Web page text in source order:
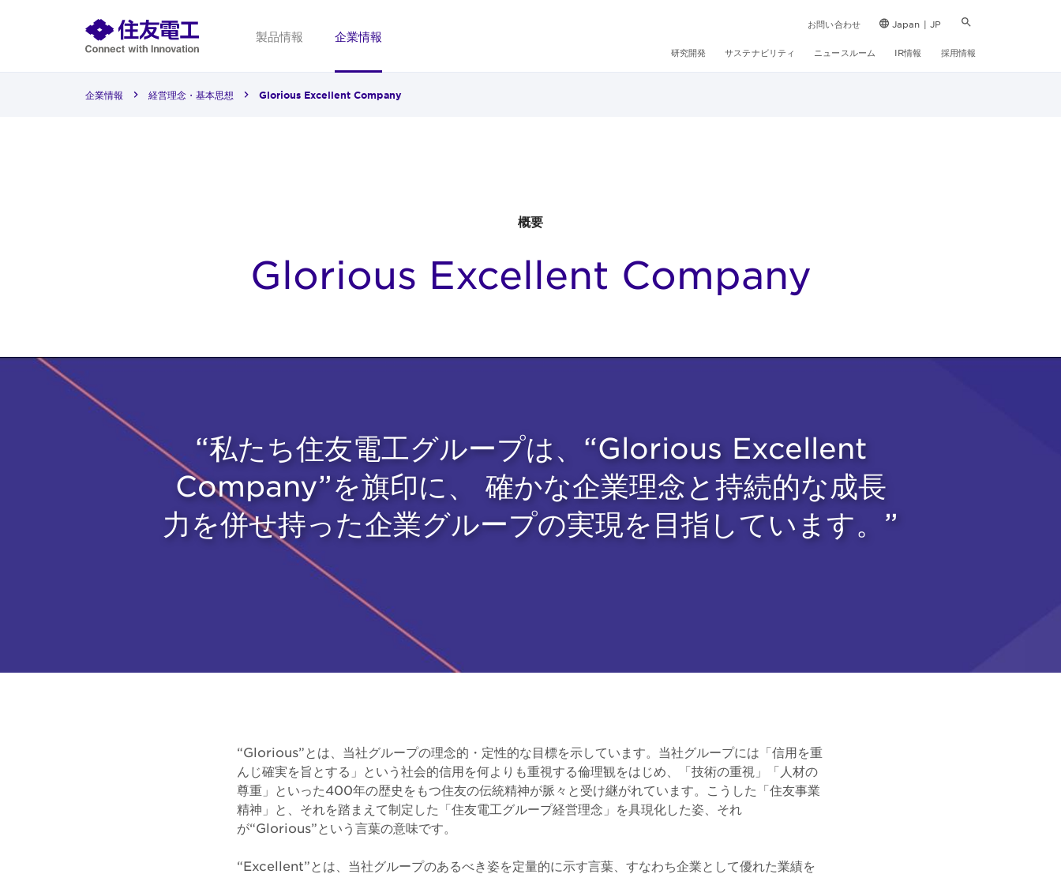
製品情報 企業情報
お問い合わせ Japan | JP
研究開発 サステナビリティ ニュースルーム IR情報 採用情報
企業情報 経営理念・基本思想 Glorious Excellent Company
概要
Glorious Excellent Company
“私たち住友電工グループは、“Glorious Excellent
Company”を旗印に、 確かな企業理念と持続的な成長
力を併せ持った企業グループの実現を目指しています。”
“Glorious”とは、当社グループの理念的・定性的な目標を示しています。当社グループには「信用を重
んじ確実を旨とする」という社会的信用を何よりも重視する倫理観をはじめ、「技術の重視」「人材の
尊重」といった400年の歴史をもつ住友の伝統精神が脈々と受け継がれています。こうした「住友事業
精神」と、それを踏まえて制定した「住友電工グループ経営理念」を具現化した姿、それ
が“Glorious”という言葉の意味です。
“Excellent”とは、当社グループのあるべき姿を定量的に示す言葉、すなわち企業として優れた業績を